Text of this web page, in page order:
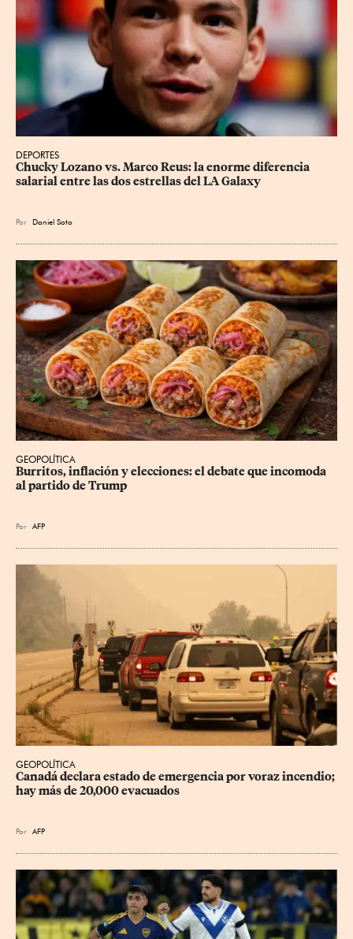
DEPORTES
Chucky Lozano vs. Marco Reus: la enorme diferencia
salarial entre las dos estrellas del LA Galaxy
Por Daniel Soto
GEOPOLÍTICA
Burritos, inflación y elecciones: el debate que incomoda
al partido de Trump
Por AFP
GEOPOLÍTICA
Canadá declara estado de emergencia por voraz incendio;
hay más de 20,000 evacuados
Por AFP